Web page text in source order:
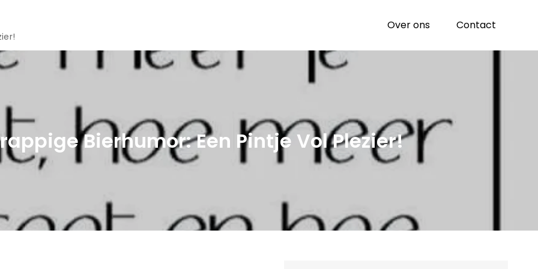
Over ons Contact
Bierhumor: Een Pintje Vol Plezier!